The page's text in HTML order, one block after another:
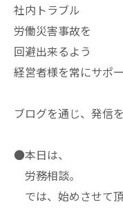
社内トラブル
労働災害事故を
回避出来るよう
経営者様を常にサポ
ブログを通じ、発信
●本日は、
労務相談。
では、始めさせて頂